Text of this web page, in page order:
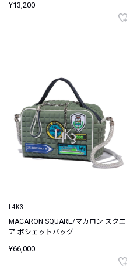
¥13,200
L4K3
MACARON SQUARE/マカロン スクエ
ア ポシェットバッグ
¥66,000